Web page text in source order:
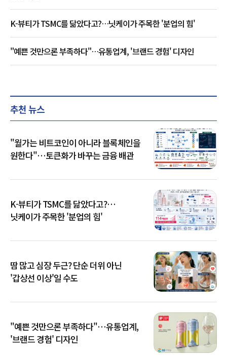
K-뷰티가 TSMC를 닮았다고?…닛케이가 주목한 '분업의 힘'
"예쁜 것만으론 부족하다"…유통업계, '브랜드 경험' 디자인
추천 뉴스
"월가는 비트코인이 아니라 블록체인을
원한다"…토큰화가 바꾸는 금융 배관
K-뷰티가 TSMC를 닮았다고?…
닛케이가 주목한 '분업의 힘'
땀 많고 심장 두근? 단순 더위 아닌
'갑상선 이상'일 수도
"예쁜 것만으론 부족하다"…유통업계,
'브랜드 경험' 디자인